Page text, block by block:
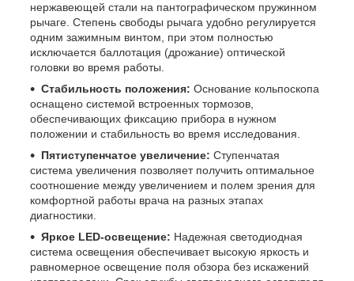
нержавеющей стали на пантографическом пружинном
рычаге. Степень свободы рычага удобно регулируется
одним зажимным винтом, при этом полностью
исключается баллотация (дрожание) оптической
головки во время работы.
Стабильность положения: Основание кольпоскопа
оснащено системой встроенных тормозов,
обеспечивающих фиксацию прибора в нужном
положении и стабильность во время исследования.
Пятиступенчатое увеличение: Ступенчатая
система увеличения позволяет получить оптимальное
соотношение между увеличением и полем зрения для
комфортной работы врача на разных этапах
диагностики.
Яркое LED-освещение: Надежная светодиодная
система освещения обеспечивает высокую яркость и
равномерное освещение поля обзора без искажений